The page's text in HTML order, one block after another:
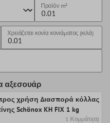
Προϊόνm²
Χρειάζεται κονία κονιάματος (κιλά)
αξεσουάρ
χρήση Διασπορά κόλλας
Schönox KH FIX 1 kg
1 Κομμάτι(α)